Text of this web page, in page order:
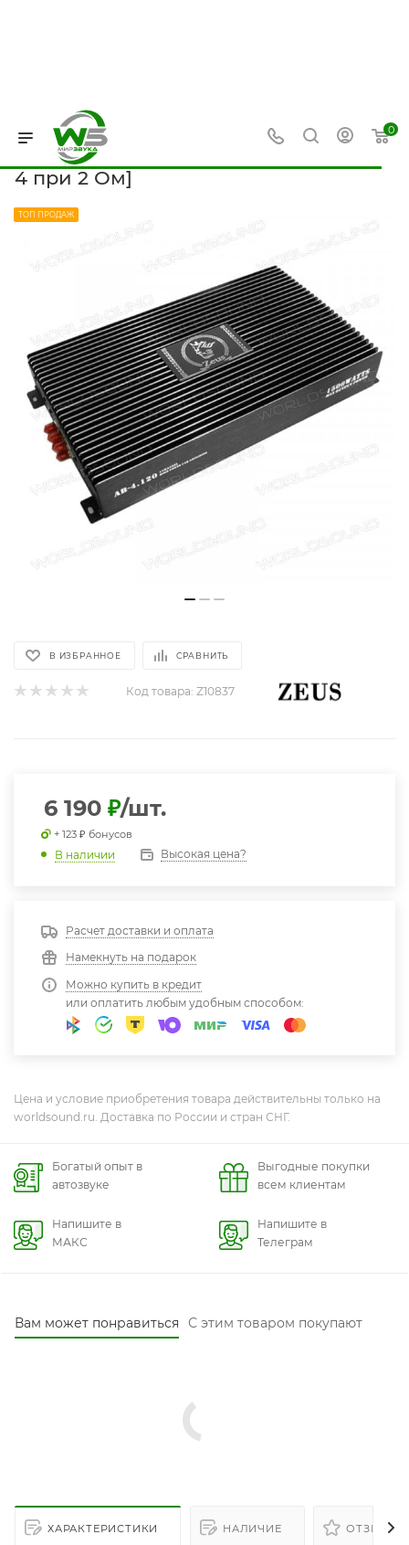
Усилитель звука Zeus AB-4.120
[AB, 120 Вт x 4 при 4 Ом, 180 Вт x
4 при 2 Ом]
ТОП ПРОДАЖ
В ИЗБРАННОЕ СРАВНИТЬ
Код товара: Z10837
6 190 ₽/шт.
+ 123 ₽ бонусов
В наличии Высокая цена?
Расчет доставки и оплата
Намекнуть на подарок
Можно купить в кредит
или оплатить любым удобным способом:
Цена и условие приобретения товара действительны только на
worldsound.ru. Доставка по России и стран СНГ.
Богатый опыт в
автозвуке
Выгодные покупки
всем клиентам
Напишите в
МАКС
Напишите в
Телеграм
Вам может понравиться С этим товаром покупают
ХАРАКТЕРИСТИКИ НАЛИЧИЕ ОТЗЫВЫ